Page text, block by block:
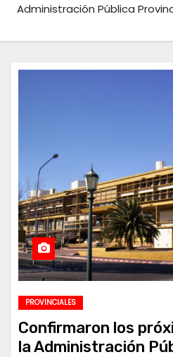
Administración Pública
PROVINCIALES
Confirmaron los
la Administración